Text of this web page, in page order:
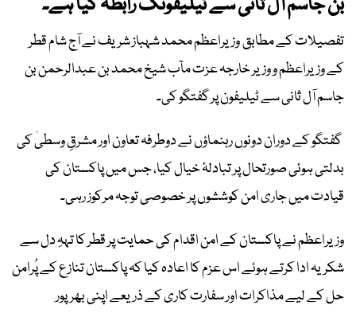
تفصیلات کے مطابق وزیراعظم محمد شہباز شریف نے آج شام قطر
کے وزیراعظم و وزیر خارجہ عزت مآب شیخ محمد بن عبدالرحمن بن
جاسم آل ثانی سے ٹیلیفون پر گفتگو کی۔
گفتگو کے دوران دونوں رہنماؤں نے دوطرفہ تعاون اور مشرقِ وسطیٰ کی
بدلتی ہوئی صورتحال پر تبادلۂ خیال کیا، جس میں پاکستان کی
قیادت میں جاری امن کوششوں پر خصوصی توجہ مرکوز رہی۔
وزیراعظم نے پاکستان کے امن اقدام کی حمایت پر قطر کا تہہِ دل سے
شکریہ ادا کرتے ہوئے اس عزم کا اعادہ کیا کہ پاکستان تنازع کے پُرامن
حل کے لیے مذاکرات اور سفارت کاری کے ذریعے اپنی بھرپور